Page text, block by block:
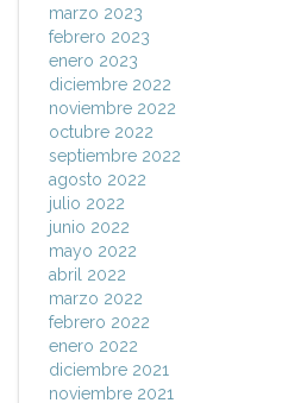
marzo 2023
febrero 2023
enero 2023
diciembre 2022
noviembre 2022
octubre 2022
septiembre 2022
agosto 2022
julio 2022
junio 2022
mayo 2022
abril 2022
marzo 2022
febrero 2022
enero 2022
diciembre 2021
noviembre 2021